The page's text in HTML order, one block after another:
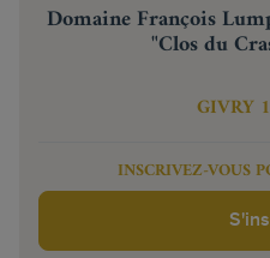
Domaine François
"Clos du
GIVRY
INSCRIVEZ-VOUS